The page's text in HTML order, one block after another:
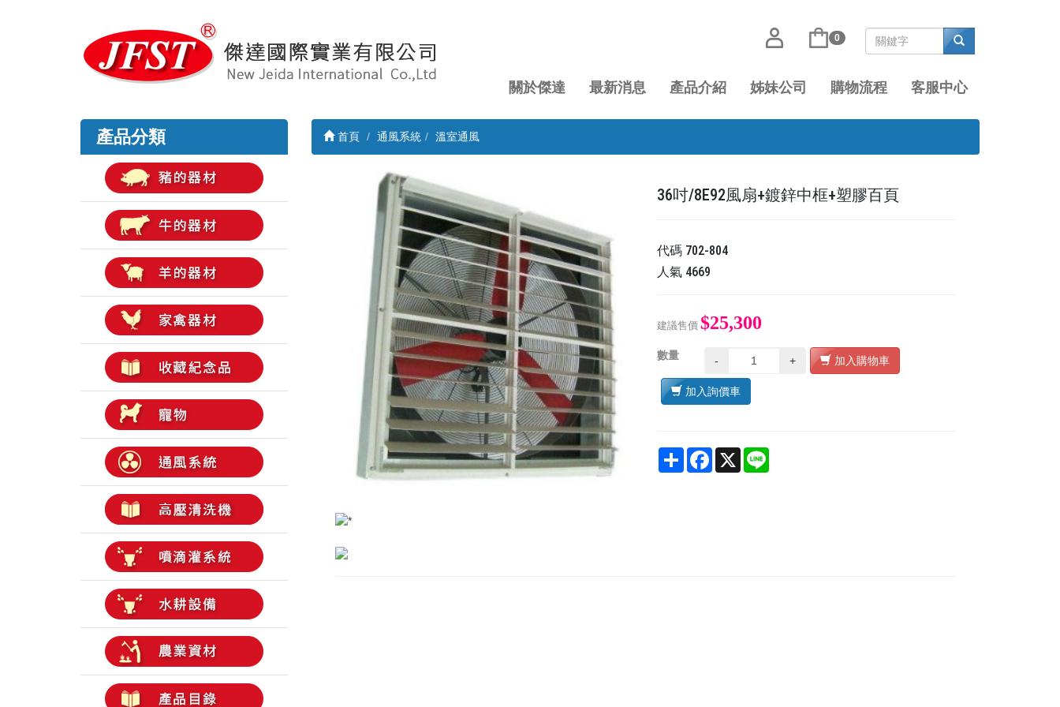
0
關於傑達 最新消息 產品介紹 姊妹公司 購物流程 客服中心
產品分類 首頁 通風系統 溫室通風
36吋/8E92風扇+鍍鋅中框+塑膠百頁
代碼 702-804
人氣 4669
建議售價 $25,300
數量 - + 加入購物車
加入詢價車
Share Facebook
X